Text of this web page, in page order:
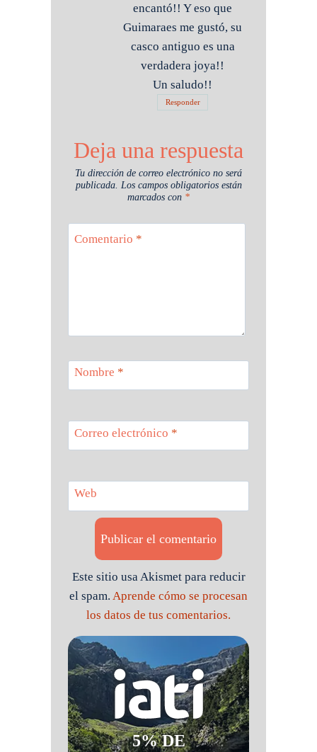
encantó!! Y eso que
Guimaraes me gustó, su
casco antiguo es una
verdadera joya!!
Un saludo!!
Responder
Deja una respuesta
Tu dirección de correo electrónico no será
publicada. Los campos obligatorios están
marcados con *
Comentario *
Nombre *
Correo electrónico *
Web
Este sitio usa Akismet para reducir
el spam. Aprende cómo se procesan
los datos de tus comentarios.
5% DE